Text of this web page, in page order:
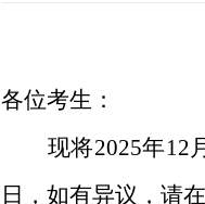
各位考生：
现将2025年12
日，如有异议 ，请